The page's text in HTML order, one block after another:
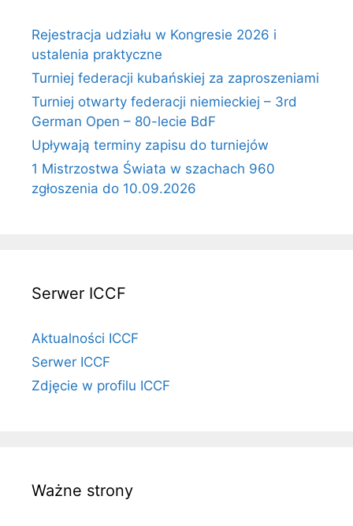
Rejestracja udziału w Kongresie 2026 i
ustalenia praktyczne
Turniej federacji kubańskiej za zaproszeniami
Turniej otwarty federacji niemieckiej – 3rd
German Open – 80-lecie BdF
Upływają terminy zapisu do turniejów
1 Mistrzostwa Świata w szachach 960
zgłoszenia do 10.09.2026
Serwer ICCF
Aktualności ICCF
Serwer ICCF
Zdjęcie w profilu ICCF
Ważne strony